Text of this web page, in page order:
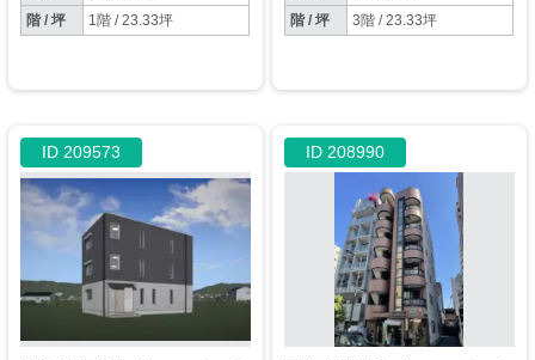
階 / 坪
1階 / 23.33坪
階 / 坪
3階 / 23.33坪
ID 209573 ID 208990